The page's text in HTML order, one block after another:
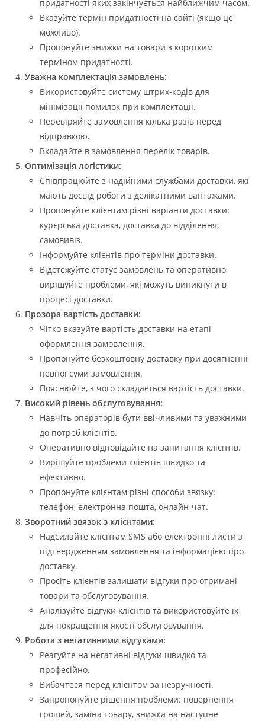
придатності яких закінчується найближчим часом.
Вказуйте термін придатності на сайті (якщо це
можливо).
Пропонуйте знижки на товари з коротким
терміном придатності.
Уважна комплектація замовлень:
Використовуйте систему штрих-кодів для
мінімізації помилок при комплектації.
Перевіряйте замовлення кілька разів перед
відправкою.
Вкладайте в замовлення перелік товарів.
Оптимізація логістики:
Співпрацюйте з надійними службами доставки, які
мають досвід роботи з делікатними вантажами.
Пропонуйте клієнтам різні варіанти доставки:
курєрська доставка, доставка до відділення,
самовивіз.
Інформуйте клієнтів про терміни доставки.
Відстежуйте статус замовлень та оперативно
вирішуйте проблеми, які можуть виникнути в
процесі доставки.
Прозора вартість доставки:
Чітко вказуйте вартість доставки на етапі
оформлення замовлення.
Пропонуйте безкоштовну доставку при досягненні
певної суми замовлення.
Пояснюйте, з чого складається вартість доставки.
Високий рівень обслуговування:
Навчіть операторів бути ввічливими та уважними
до потреб клієнтів.
Оперативно відповідайте на запитання клієнтів.
Вирішуйте проблеми клієнтів швидко та
ефективно.
Пропонуйте клієнтам різні способи звязку:
телефон, електронна пошта, онлайн-чат.
Зворотний звязок з клієнтами:
Надсилайте клієнтам SMS або електронні листи з
підтвердженням замовлення та інформацією про
доставку.
Просіть клієнтів залишати відгуки про отримані
товари та обслуговування.
Аналізуйте відгуки клієнтів та використовуйте їх
для покращення якості обслуговування.
Робота з негативними відгуками:
Реагуйте на негативні відгуки швидко та
професійно.
Вибачтеся перед клієнтом за незручності.
Запропонуйте рішення проблеми: повернення
грошей, заміна товару, знижка на наступне